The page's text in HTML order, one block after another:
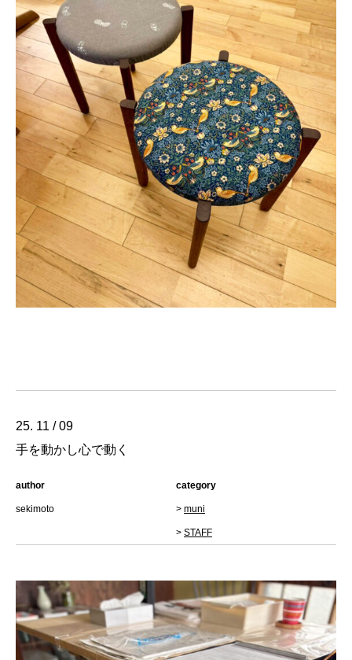
25. 11 / 09
手を動かし心で動く
author
sekimoto
category
> muni
> STAFF